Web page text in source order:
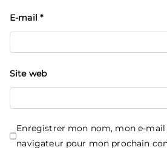
E-mail*
Site web
Enregistrer mon nom, mon e-
navigateur pour mon prochain